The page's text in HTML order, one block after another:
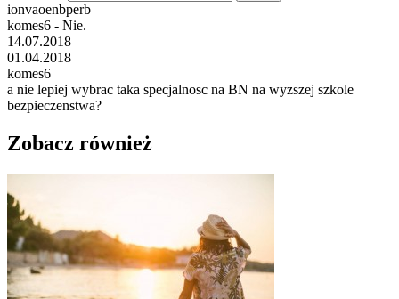
ionvaoenbperb
komes6 - Nie.
14.07.2018
01.04.2018
komes6
a nie lepiej wybrac taka specjalnosc na BN na wyzszej szkole
bezpieczenstwa?
Zobacz również